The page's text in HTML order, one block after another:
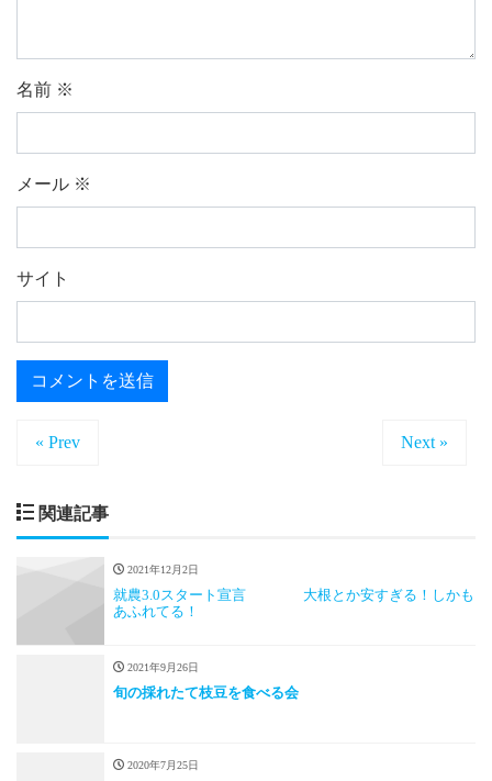
名前 ※
メール ※
サイト
« Prev Next »
関連記事
2021年12月2日
就農3.0スタート宣言 大根とか安すぎる！しかも
あふれてる！
2021年9月26日
旬の採れたて枝豆を食べる会
2020年7月25日